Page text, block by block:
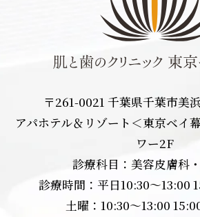
〒261-0021 千葉県千葉市美
アパホテル＆リゾート＜東京ベイ
ワー2F
診療科目：美容皮膚科
診療時間：平日10:30〜13:00
土曜：10:30〜13:00